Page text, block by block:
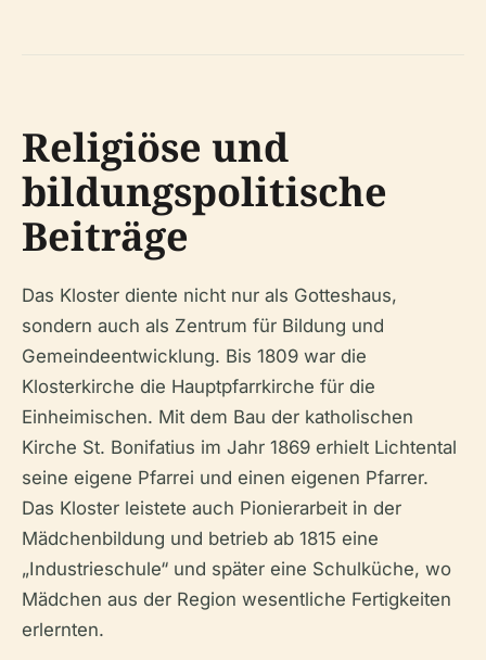
Religiöse und
bildungspolitische
Beiträge
Das Kloster diente nicht nur als Gotteshaus,
sondern auch als Zentrum für Bildung und
Gemeindeentwicklung. Bis 1809 war die
Klosterkirche die Hauptpfarrkirche für die
Einheimischen. Mit dem Bau der katholischen
Kirche St. Bonifatius im Jahr 1869 erhielt Lichtental
seine eigene Pfarrei und einen eigenen Pfarrer.
Das Kloster leistete auch Pionierarbeit in der
Mädchenbildung und betrieb ab 1815 eine
„Industrieschule“ und später eine Schulküche, wo
Mädchen aus der Region wesentliche Fertigkeiten
erlernten.